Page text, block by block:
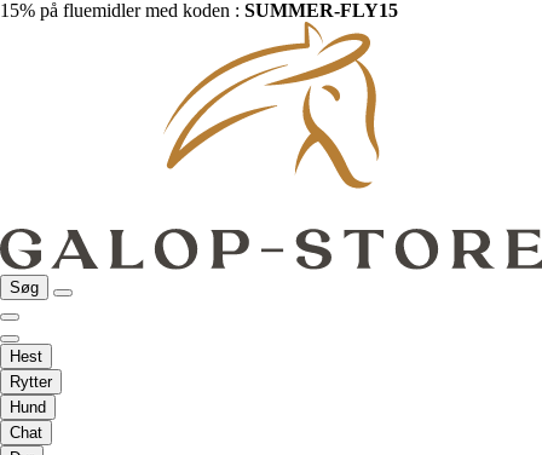
15% på fluemidler med koden : SUMMER-FLY15
Søg
Hest
Rytter
Hund
Chat